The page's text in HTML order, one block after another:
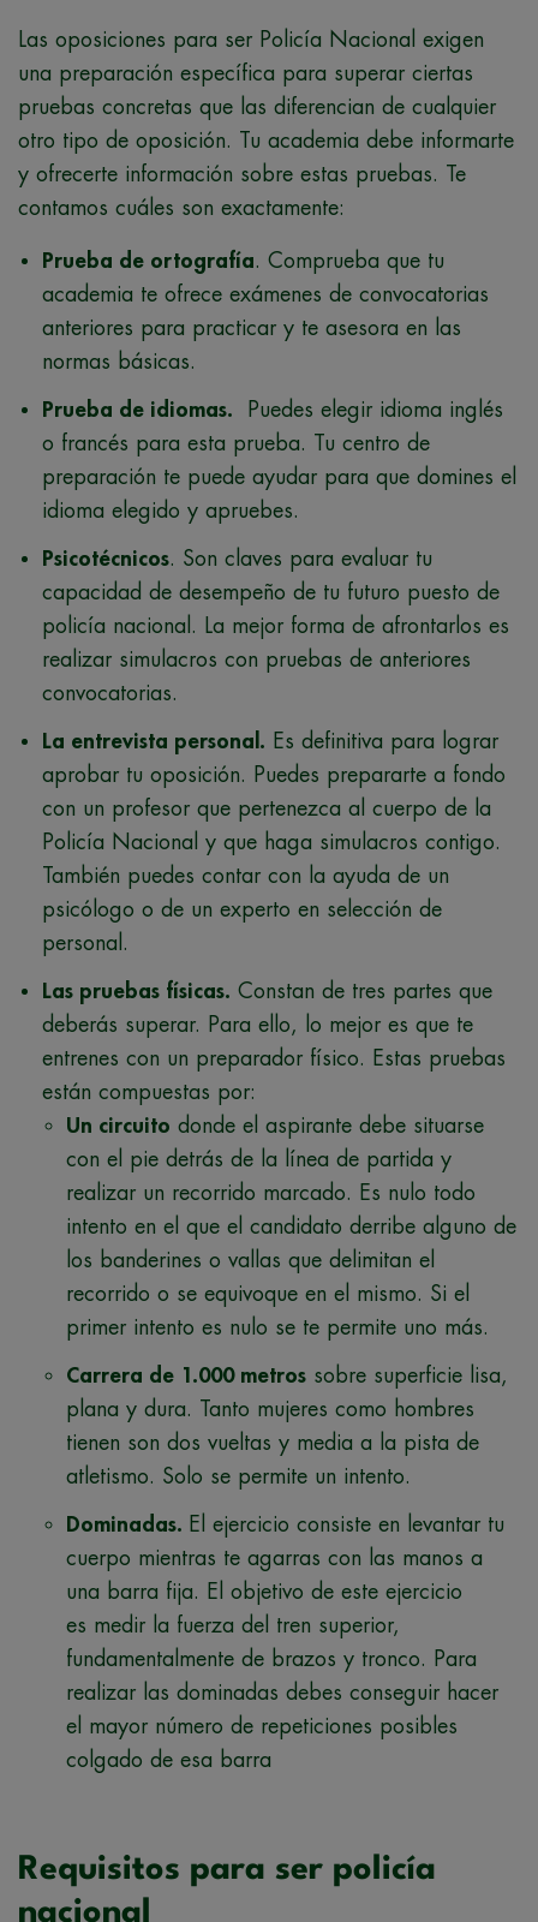
Las oposiciones para ser Policía Nacional exigen
una preparación específica para superar ciertas
pruebas concretas que las diferencian de cualquier
otro tipo de oposición. Tu academia debe informarte
y ofrecerte información sobre estas pruebas. Te
contamos cuáles son exactamente:
Prueba de ortografía. Comprueba que tu
academia te ofrece exámenes de convocatorias
anteriores para practicar y te asesora en las
normas básicas.
Prueba de idiomas. Puedes elegir idioma inglés
o francés para esta prueba. Tu centro de
preparación te puede ayudar para que domines el
idioma elegido y apruebes.
Psicotécnicos. Son claves para evaluar tu
capacidad de desempeño de tu futuro puesto de
policía nacional. La mejor forma de afrontarlos es
realizar simulacros con pruebas de anteriores
convocatorias.
La entrevista personal. Es definitiva para lograr
aprobar tu oposición. Puedes prepararte a fondo
con un profesor que pertenezca al cuerpo de la
Policía Nacional y que haga simulacros contigo.
También puedes contar con la ayuda de un
psicólogo o de un experto en selección de
personal.
Las pruebas físicas. Constan de tres partes que
deberás superar. Para ello, lo mejor es que te
entrenes con un preparador físico. Estas pruebas
están compuestas por:
Un circuito donde el aspirante debe situarse
con el pie detrás de la línea de partida y
realizar un recorrido marcado. Es nulo todo
intento en el que el candidato derribe alguno de
los banderines o vallas que delimitan el
recorrido o se equivoque en el mismo. Si el
primer intento es nulo se te permite uno más.
Carrera de 1.000 metros sobre superficie lisa,
plana y dura. Tanto mujeres como hombres
tienen son dos vueltas y media a la pista de
atletismo. Solo se permite un intento.
Dominadas. El ejercicio consiste en levantar tu
cuerpo mientras te agarras con las manos a
una barra fija. El objetivo de este ejercicio
es medir la fuerza del tren superior,
fundamentalmente de brazos y tronco. Para
realizar las dominadas debes conseguir hacer
el mayor número de repeticiones posibles
colgado de esa barra
Requisitos para ser policía
nacional